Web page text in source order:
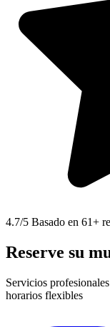
4.7/5 Basado en 61+
Reserve su
Servicios
horarios flexibles